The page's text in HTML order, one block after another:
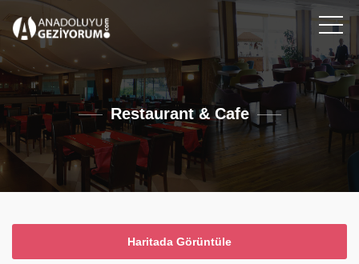
Restaurant & Cafe
Haritada Görüntüle